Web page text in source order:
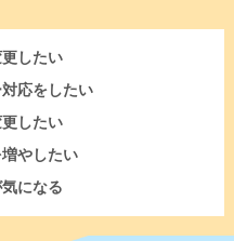
したい
応をしたい
したい
やしたい
になる